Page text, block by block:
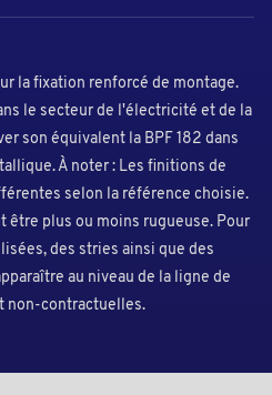
la fixation renforcé de montage.
le secteur de l'électricité et de la
son équivalent la BPF 182 dans
À noter : Les finitions de
selon la référence choisie.
être plus ou moins rugueuse. Pour
des stries ainsi que des
au niveau de la ligne de
non-contractuelles.